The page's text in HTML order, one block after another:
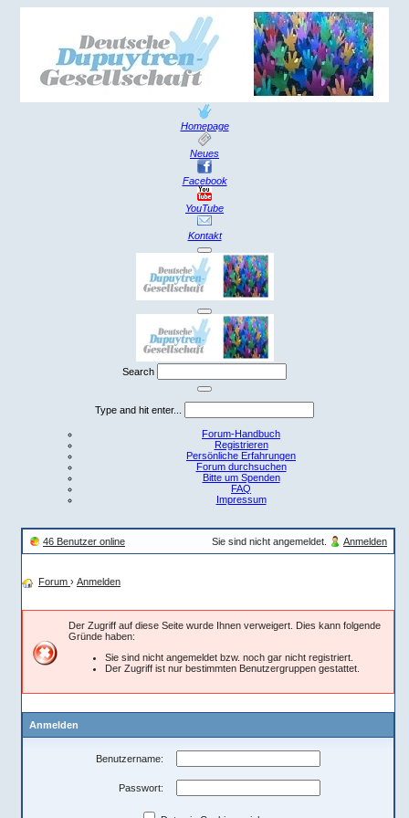
Homepage
Neues
Facebook
YouTube
Kontakt
Search
Type and hit enter...
Forum-Handbuch
Registrieren
Persönliche Erfahrungen
Forum durchsuchen
Bitte um Spenden
FAQ
Impressum
46 Benutzer online Sie sind nicht angemeldet. Anmelden
Forum › Anmelden
Der Zugriff auf diese Seite wurde Ihnen verweigert. Dies kann folgende
Gründe haben:
Sie sind nicht angemeldet bzw. noch gar nicht registriert.
Der Zugriff ist nur bestimmten Benutzergruppen gestattet.
Anmelden
Benutzername:
Passwort: